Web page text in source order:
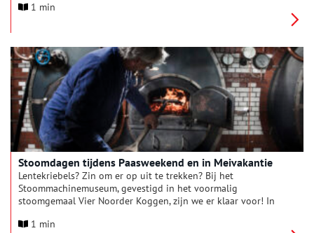
is van levensbelang, bemaling en gemalen zijn daarbij
leert over waterwerken die vroeger, maar soms ook nu nog een
rol spelen in het waterbeheer.
1 min
Stoomdagen tijdens Paasweekend en in Meivakantie
Lentekriebels? Zin om er op uit te trekken? Bij het
Stoommachinemuseum, gevestigd in het voormalig
stoomgemaal Vier Noorder Koggen, zijn we er klaar voor! In
april én in de meivakantie van 18 april t/m 3 mei het vuur in
1 min